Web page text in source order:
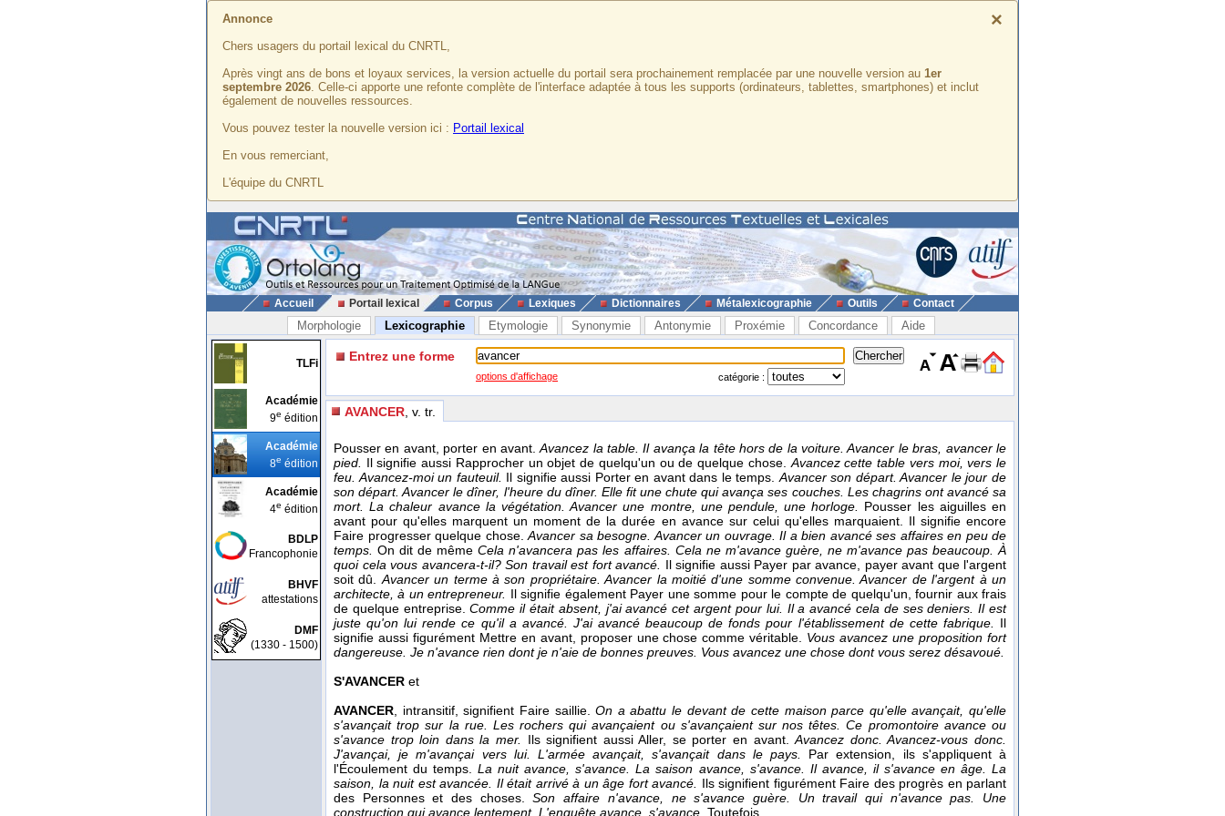
×
Annonce
Chers usagers du portail lexical du CNRTL,
Après vingt ans de bons et loyaux services, la version actuelle du portail sera prochainement remplacée par une nouvelle version au 1er
septembre 2026. Celle-ci apporte une refonte complète de l'interface adaptée à tous les supports (ordinateurs, tablettes, smartphones) et inclut
également de nouvelles ressources.
Vous pouvez tester la nouvelle version ici : Portail lexical
En vous remerciant,
L'équipe du CNRTL
Accueil Portail lexical Corpus Lexiques Dictionnaires Métalexicographie Outils Contact
Morphologie Lexicographie Etymologie Synonymie Antonymie Proxémie Concordance Aide
TLFi
Académie
9e édition
Académie
8e édition
Académie
4e édition
BDLP
Francophonie
BHVF
attestations
DMF
(1330 - 1500)
Entrez une forme
options d'affichage catégorie :
AVANCER , v. tr.
Pousser en avant, porter en avant.Avancez la table. Il avança la tête hors de la voiture. Avancer le bras, avancer le
pied. Il signifie aussi Rapprocher un objet de quelqu'un ou de quelque chose.Avancez cette table vers moi, vers le
feu. Avancez-moi un fauteuil. Il signifie aussi Porter en avant dans le temps.Avancer son départ. Avancer le jour de
son départ. Avancer le dîner, l'heure du dîner. Elle fit une chute qui avança ses couches. Les chagrins ont avancé sa
mort. La chaleur avance la végétation.Avancer une montre, une pendule, une horloge. Pousser les aiguilles en
avant pour qu'elles marquent un moment de la durée en avance sur celui qu'elles marquaient. Il signifie encore
Faire progresser quelque chose.Avancer sa besogne. Avancer un ouvrage. Il a bien avancé ses affaires en peu de
temps.On dit de mêmeCela n'avancera pas les affaires. Cela ne m'avance guère, ne m'avance pas beaucoup. À
quoi cela vous avancera-t-il? Son travail est fort avancé. Il signifie aussi Payer par avance, payer avant que l'argent
soit dû.Avancer un terme à son propriétaire. Avancer la moitié d'une somme convenue. Avancer de l'argent à un
architecte, à un entrepreneur. Il signifie également Payer une somme pour le compte de quelqu'un, fournir aux frais
de quelque entreprise.Comme il était absent, j'ai avancé cet argent pour lui. Il a avancé cela de ses deniers. Il est
juste qu'on lui rende ce qu'il a avancé. J'ai avancé beaucoup de fonds pour l'établissement de cette fabrique. Il
signifie aussi figurément Mettre en avant, proposer une chose comme véritable. Vous avancez une proposition fort
dangereuse. Je n'avance rien dont je n'aie de bonnes preuves. Vous avancez une chose dont vous serez désavoué.
S'AVANCER et
AVANCER, intransitif, signifient Faire saillie.On a abattu le devant de cette maison parce qu'elle avançait, qu'elle
s'avançait trop sur la rue. Les rochers qui avançaient ou s'avançaient sur nos têtes. Ce promontoire avance ou
s'avance trop loin dans la mer. Ils signifient aussi Aller, se porter en avant.Avancez donc. Avancez-vous donc.
J'avançai, je m'avançai vers lui. L'armée avançait, s'avançait dans le pays. Par extension, ils s'appliquent à
l'Écoulement du temps.La nuit avance, s'avance. La saison avance, s'avance. Il avance, il s'avance en âge. La
saison, la nuit est avancée. Il était arrivé à un âge fort avancé. Ils signifient figurément Faire des progrès en parlant
des Personnes et des choses.Son affaire n'avance, ne s'avance guère. Un travail qui n'avance pas. Une
construction qui avance lentement. L'enquête avance, s'avance. Toutefois,